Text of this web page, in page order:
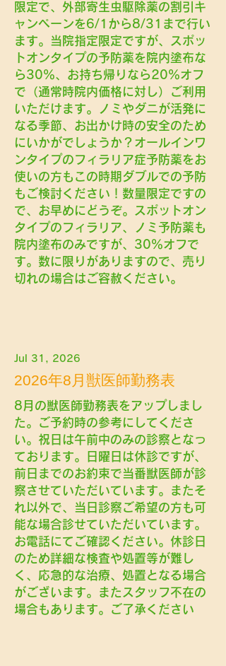
限定で、外部寄生虫駆除薬の割引キ
ャンペーンを6/1から8/31まで行い
ます。当院指定限定ですが、スポッ
トオンタイプの予防薬を院内塗布な
ら30％、お持ち帰りなら20％オフ
で（通常時院内価格に対し）ご利用
いただけます。ノミやダニが活発に
なる季節、お出かけ時の安全のため
にいかがでしょうか？オールインワ
ンタイプのフィラリア症予防薬をお
使いの方もこの時期ダブルでの予防
もご検討ください！数量限定ですの
で、お早めにどうぞ。スポットオン
タイプのフィラリア、ノミ予防薬も
院内塗布のみですが、30％オフで
す。数に限りがありますので、売り
切れの場合はご容赦ください。
Jul 31, 2026
2026年8月獣医師勤務表
8月の獣医師勤務表をアップしまし
た。ご予約時の参考にしてくださ
い。祝日は午前中のみの診察となっ
ております。日曜日は休診ですが、
前日までのお約束で当番獣医師が診
察させていただいています。またそ
れ以外で、当日診察ご希望の方も可
能な場合診せていただいています。
お電話にてご確認ください。休診日
のため詳細な検査や処置等が難し
く、応急的な治療、処置となる場合
がございます。またスタッフ不在の
場合もあります。ご了承ください